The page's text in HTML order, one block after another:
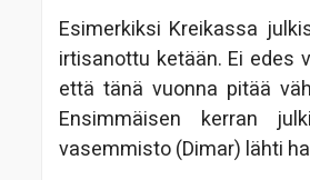
Esimerkiksi Kreikassa
irtisanottu ketään. Ei edes
että tänä vuonna pitää
Ensimmäisen kerran
vasemmisto (Dimar) lähti